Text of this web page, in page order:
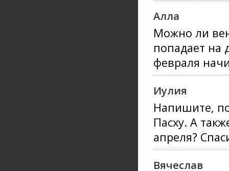
Алла
Можно ли
попадает на
февраля
Иулия
Напишите,
Пасху. А
апреля?
Вячеслав